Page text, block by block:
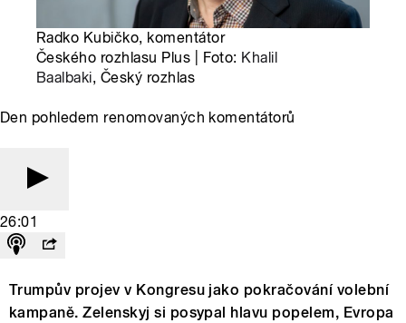
Radko Kubičko, komentátor
Českého rozhlasu Plus | Foto: Khalil
Baalbaki, Český rozhlas
Den pohledem renomovaných komentátorů
26:01
Trumpův projev v Kongresu jako pokračování volební
kampaně. Zelenskyj si posypal hlavu popelem, Evropa